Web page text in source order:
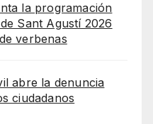
la programación
Sant Agustí 2026
verbenas
abre la denuncia
ciudadanos